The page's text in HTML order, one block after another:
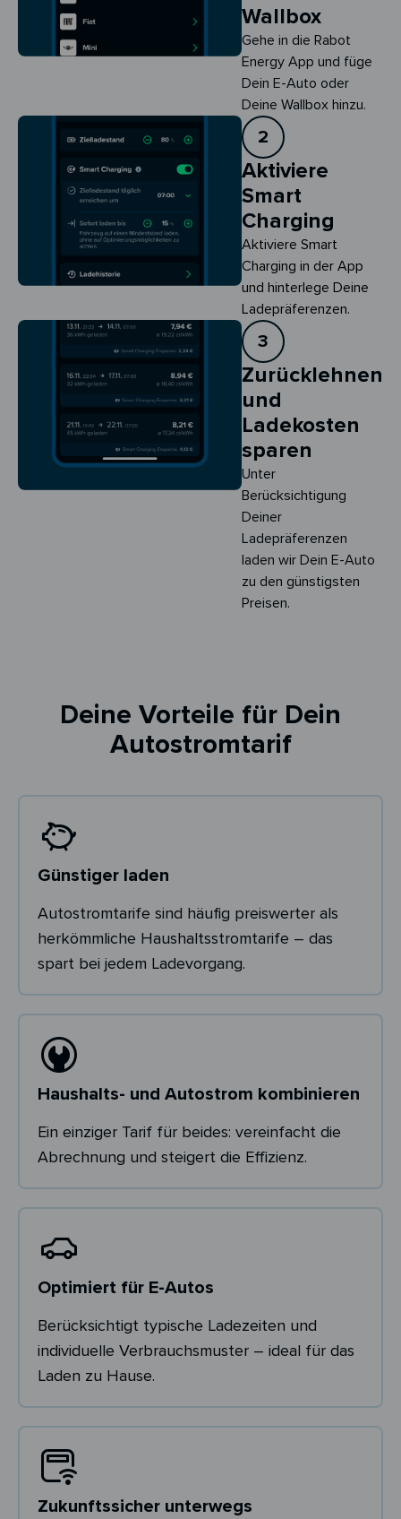
Wallbox
Gehe in die Rabot
Energy App und füge
Dein E-Auto oder
Deine Wallbox hinzu.
2
Aktiviere
Smart
Charging
Aktiviere Smart
Charging in der App
und hinterlege Deine
Ladepräferenzen.
3
Zurücklehnen
und
Ladekosten
sparen
Unter
Berücksichtigung
Deiner
Ladepräferenzen
laden wir Dein E-Auto
zu den günstigsten
Preisen.
Deine Vorteile für Dein
Autostromtarif
Günstiger laden
Autostromtarife sind häufig preiswerter als
herkömmliche Haushaltsstromtarife – das
spart bei jedem Ladevorgang.
Haushalts- und Autostrom kombinieren
Ein einziger Tarif für beides: vereinfacht die
Abrechnung und steigert die Effizienz.
Optimiert für E-Autos
Berücksichtigt typische Ladezeiten und
individuelle Verbrauchsmuster – ideal für das
Laden zu Hause.
Zukunftssicher unterwegs